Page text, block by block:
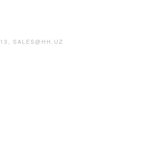
SALES@HH.UZ